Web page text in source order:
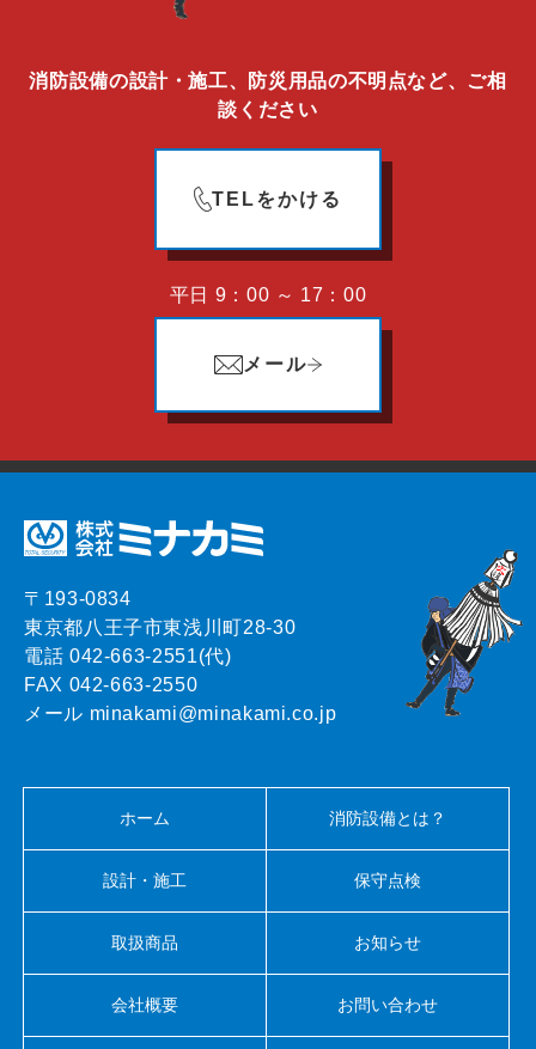
消防設備の設計・施工、防災用品の不明点など、ご相
談ください
TELをかける
平日 9：00 ～ 17：00
メール
〒193-0834
東京都八王子市東浅川町28-30
電話 042-663-2551(代)
FAX 042-663-2550
メール minakami@minakami.co.jp
ホーム 消防設備とは？
設計・施工 保守点検
取扱商品 お知らせ
会社概要 お問い合わせ